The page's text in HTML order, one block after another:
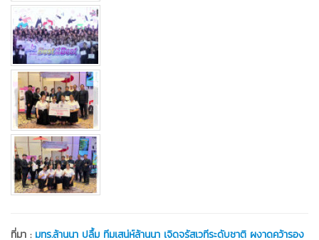
ที่มา : มทร.ล้านนา ปลื้ม ทีมเสน่ห์ล้านนา เจิดจรัสเวทีระดับชาติ ผงาดคว้ารอง